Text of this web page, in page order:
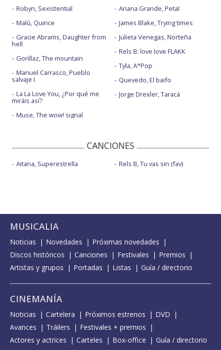
Robyn, Sexistential
Malú, Quince
Gracie Abrams, Daughter from
hell
Gorillaz, The mountain
Manuel Carrasco, Pueblo
salvaje I
La La Love You, ¿Por qué me
miráis así?
Muse, The wow! signal
Ariana Grande, Petal
James Blake, Trying times
Julieta Venegas, Norteña
Rels B: love love FLAKK
Tyla, A*Pop
Quevedo, El baifo
Jorge Drexler, Taracá
CANCIONES
Aitana, Superestrella Rels B, Tu vas sin (fav)
MUSICALIA
Noticias Novedades
Próximas novedades
Discos históricos
Canciones Festivales
Premios
Artistas y grupos
Portadas Listas Guía / directorio
CINEMANÍA
Noticias Cartelera Próximos estrenos
DVD
Avances
Tráilers
Festivales + premios
Actores y actrices
Carteles Box-office Guía / directorio